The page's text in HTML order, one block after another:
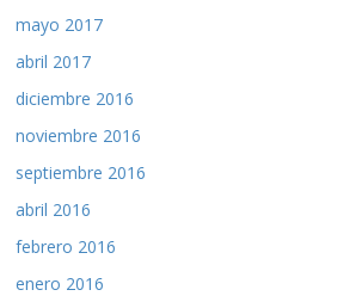
mayo 2017
abril 2017
diciembre 2016
noviembre 2016
septiembre 2016
abril 2016
febrero 2016
enero 2016